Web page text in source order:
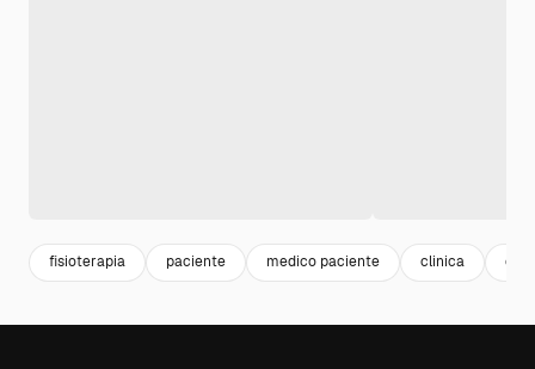
fisioterapia paciente medico paciente clinica